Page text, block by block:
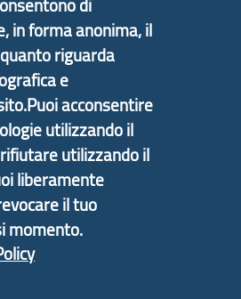
territoriale e sviluppo locale
si è sviluppato a
Aree Interne
per lo Sviluppo
al rilancio socio-economico
In particolare fornisce
sulla
, in collaborazione con Regione
in forma anonima, il
riguarda
e
acconsentire
utilizzando il
utilizzando il
liberamente
il tuo
momento.